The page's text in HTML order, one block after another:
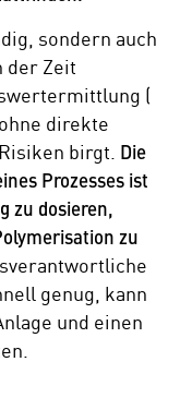
sondern auch
der Zeit
(
direkte
birgt. Die
Prozesses ist
zu dosieren,
zu
genug, kann
und einen